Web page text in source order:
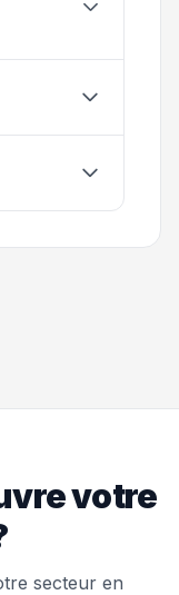
votre
secteur en